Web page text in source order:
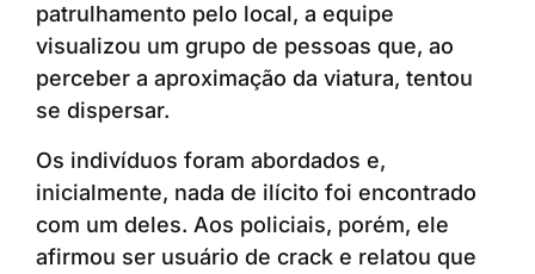
patrulhamento pelo local, a equipe
visualizou um grupo de pessoas que, ao
perceber a aproximação da viatura, tentou
se dispersar.
Os indivíduos foram abordados e,
inicialmente, nada de ilícito foi encontrado
com um deles. Aos policiais, porém, ele
afirmou ser usuário de crack e relatou que